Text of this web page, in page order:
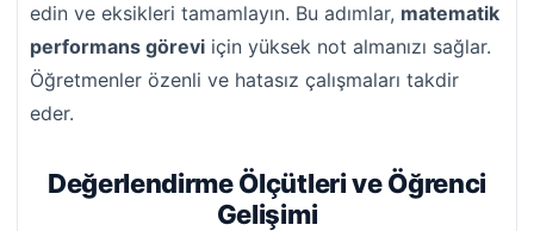
edin ve eksikleri tamamlayın. Bu adımlar, matematik
performans görevi için yüksek not almanızı sağlar.
Öğretmenler özenli ve hatasız çalışmaları takdir
eder.
Değerlendirme Ölçütleri ve Öğrenci
Gelişimi